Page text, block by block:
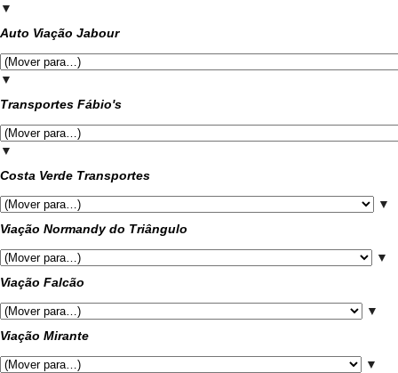
▼
Auto Viação Jabour
▼
Transportes Fábio's
▼
Costa Verde Transportes
▼
Viação Normandy do Triângulo
▼
Viação Falcão
▼
Viação Mirante
▼